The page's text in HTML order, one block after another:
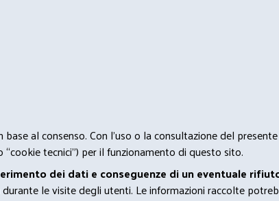
al consenso. Con l'uso o la consultazione del
tecnici”) per il funzionamento di questo sito.
dei dati e conseguenze di un eventuale
le visite degli utenti. Le informazioni raccolte